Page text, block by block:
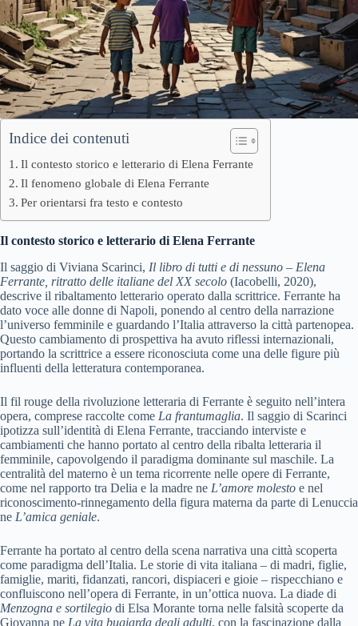
Indice dei contenuti
Il contesto storico e letterario di Elena Ferrante
Il fenomeno globale di Elena Ferrante
Per orientarsi fra testo e contesto
Il contesto storico e letterario di Elena Ferrante
Il saggio di Viviana Scarinci, Il libro di tutti e di nessuno – Elena
Ferrante, ritratto delle italiane del XX secolo (Iacobelli, 2020),
descrive il ribaltamento letterario operato dalla scrittrice. Ferrante ha
dato voce alle donne di Napoli, ponendo al centro della narrazione
l’universo femminile e guardando l’Italia attraverso la città partenopea.
Questo cambiamento di prospettiva ha avuto riflessi internazionali,
portando la scrittrice a essere riconosciuta come una delle figure più
influenti della letteratura contemporanea.
Il fil rouge della rivoluzione letteraria di Ferrante è seguito nell’intera
opera, comprese raccolte come La frantumaglia. Il saggio di Scarinci
ipotizza sull’identità di Elena Ferrante, tracciando interviste e
cambiamenti che hanno portato al centro della ribalta letteraria il
femminile, capovolgendo il paradigma dominante sul maschile. La
centralità del materno è un tema ricorrente nelle opere di Ferrante,
come nel rapporto tra Delia e la madre ne L’amore molesto e nel
riconoscimento-rinnegamento della figura materna da parte di Lenuccia
ne L’amica geniale.
Ferrante ha portato al centro della scena narrativa una città scoperta
come paradigma dell’Italia. Le storie di vita italiana – di madri, figlie,
famiglie, mariti, fidanzati, rancori, dispiaceri e gioie – rispecchiano e
confluiscono nell’opera di Ferrante, in un’ottica nuova. La diade di
Menzogna e sortilegio di Elsa Morante torna nelle falsità scoperte da
Giovanna ne La vita bugiarda degli adulti, con la fascinazione dalla